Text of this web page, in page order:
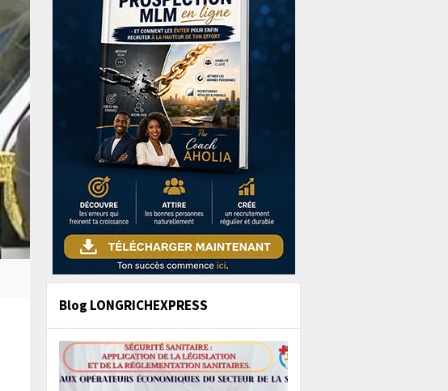
Blog LONGRICHEXPRESS